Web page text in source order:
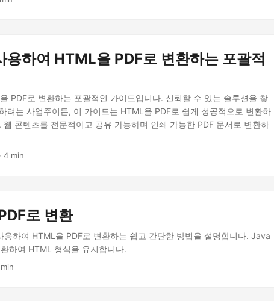
용하여 HTML을 PDF로 변환하는 포괄적
PDF로 변환하는 포괄적인 가이드입니다. 신뢰할 수 있는 솔루션을 찾
려는 사업주이든, 이 가이드는 HTML을 PDF로 쉽게 성공적으로 변환하
콘텐츠를 전문적이고 공유 가능하며 인쇄 가능한 PDF 문서로 변환하
4 min
로 변환
용하여 HTML을 PDF로 변환하는 쉽고 간단한 방법을 설명합니다. Java
하여 HTML 형식을 유지합니다.